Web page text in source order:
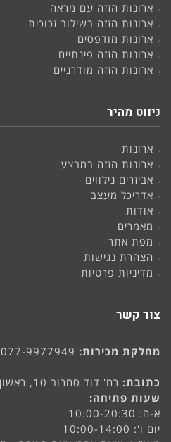
ארונות הזזה עם מראה
ארונות הזזה בשילוב זכוכית
ארונות מודפסים
ארונות הזזה פינתיים
ארונות הזזה מודרניים
ניווט מהיר
ארונות
ארונות הזזה במבצע
אביזרים נילווים
אדריכל מעצב
אודות
מאמרים
מפת אתר
הצהרת נגישות
מדיניות פרטיות
צור קשר
מחלקת מכירות: 077-9977949
כתובת: רח' דוד סחרוב 10, ראשון לציון
שעות פתיחה:
א-ה: 10:00-20:30
יום ו': 10:00-14:00